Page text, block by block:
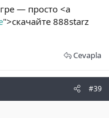
— просто <a
">скачайте 888starz
Cevapla
#39